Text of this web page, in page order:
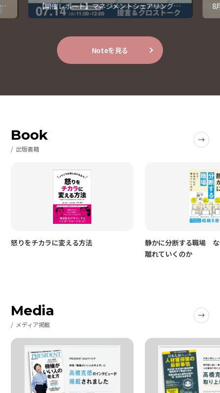
Noteを見る
【開催レポート】マネジメントシェアリング：
1人に背負わせない組織変革への提言
8
Book
出版書籍
怒りをチカラに変える方法
静かに分断する職場
離れていくのか
Media
メディア掲載